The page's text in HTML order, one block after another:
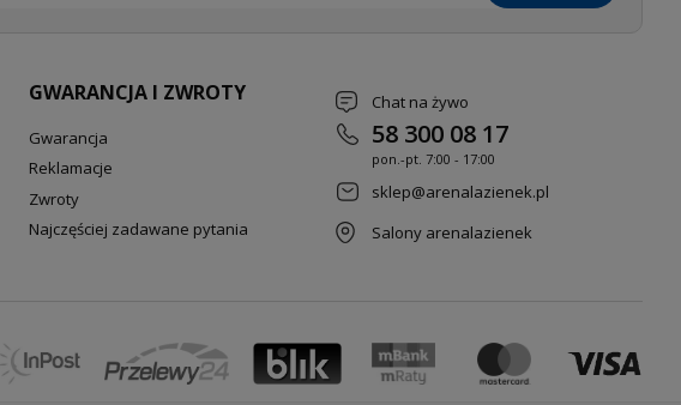
GWARANCJA I ZWROTY
Gwarancja
Reklamacje
Zwroty
Najczęściej zadawane pytania
Chat na żywo
58 300 08 17
pon.-pt. 7:00 - 17:00
sklep@arenalazienek.pl
Salony arenalazienek